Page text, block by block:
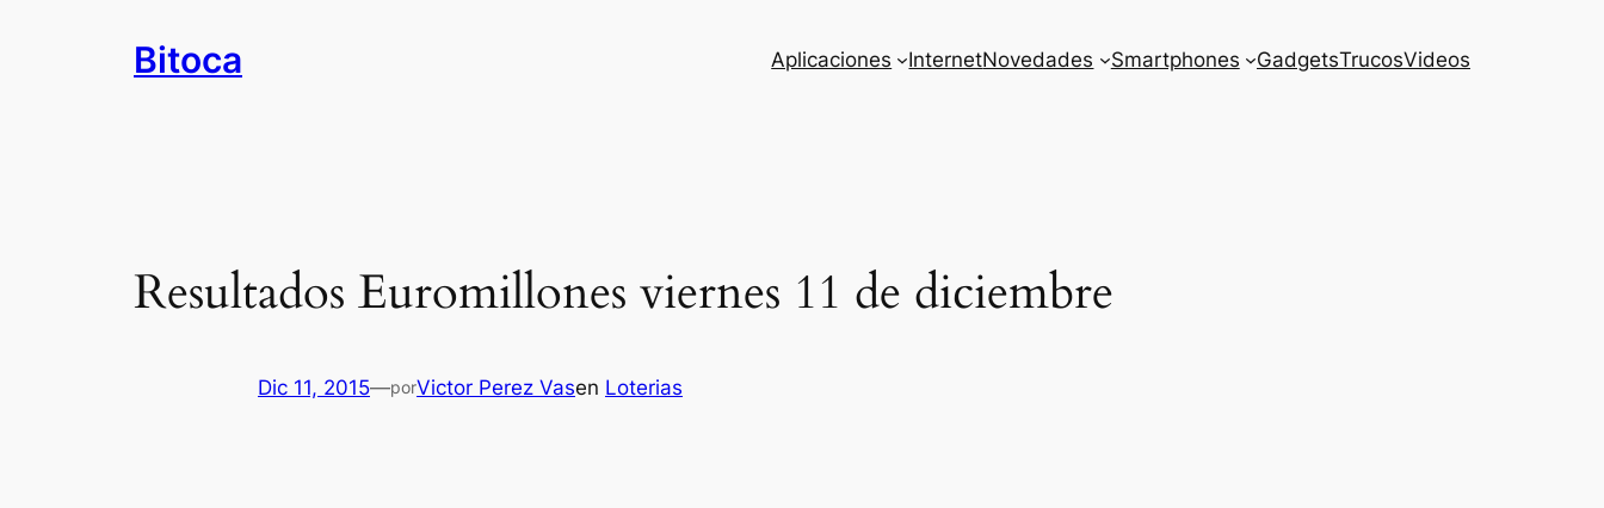
Bitoca Aplicaciones InternetNovedades Smartphones GadgetsTrucosVideos
Resultados Euromillones viernes 11 de diciembre
Dic 11, 2015—porVictor Perez Vasen Loterias